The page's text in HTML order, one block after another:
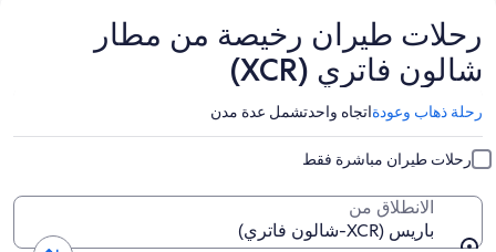
رحلات طيران رخيصة من مطار
شالون فاتري (XCR)
رحلة ذهاب وعودةاتجاه واحدتشمل عدة مدن
رحلات طيران مباشرة فقط
الانطلاق من
باريس (XCR-شالون فاتري)